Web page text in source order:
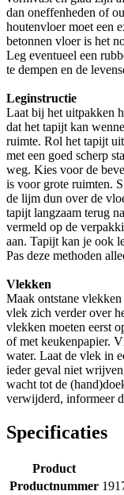
dan oneffenheden of
houtenvloer moet een
betonnen vloer is het
Leg eventueel een
te dempen en de
Leginstructie
Laat bij het uitpakken
dat het tapijt kan
ruimte. Rol het tapijt
met een goed scherp
weg. Kies voor de
is voor grote ruimten.
de lijm dun over de
tapijt langzaam terug
vermeld op de
aan. Tapijt kan je ook
Pas deze methoden
Vlekken
Maak ontstane
vlek zich verder over
vlekken moeten eerst
of met keukenpapier.
water. Laat de vlek in
ieder geval niet
wacht tot de
verwijderd, informeer
Specificaties
Product
Productnummer